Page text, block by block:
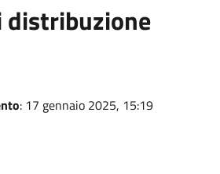
distribuzione
: 17 gennaio 2025, 15:19